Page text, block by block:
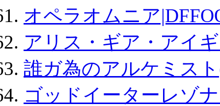
オペラオムニア
アリス・ギア・アイ
誰ガ為のアルケミス
ゴッドイーターレゾ